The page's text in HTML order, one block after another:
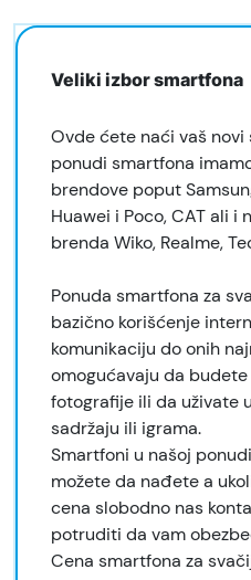
Veliki izbor smartfona
Ovde ćete naći vaš novi
ponudi smartfona
brendove poput
Huawei i Poco, CAT ali i
brenda Wiko, Realme,
Ponuda smartfona za
bazično korišćenje
komunikaciju do onih
omogućavaju da
fotografije ili da uživate
sadržaju ili igrama.
Smartfoni u našoj
možete da nađete a
cena slobodno nas
potruditi da vam
Cena smartfona za